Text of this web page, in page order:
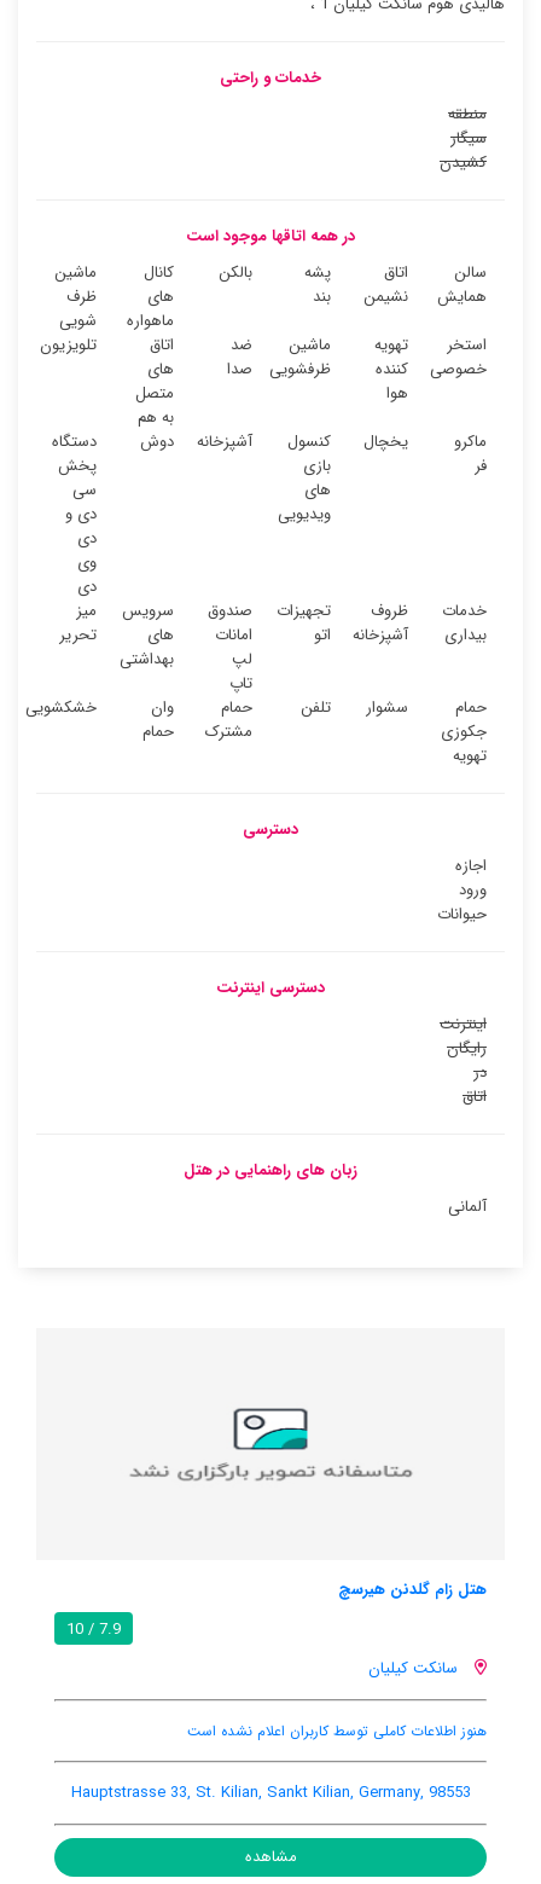
خدمات و راحتی
منطقه
سیگار
کشیدن
در همه اتاقها موجود است
سالن
همایش
اتاق
نشیمن
پشه
بند
بالکن
کانال
های
ماهواره
ماشین
ظرف
شویی
استخر
خصوصی
تهویه
کننده
هوا
ماشین
ظرفشویی
ضد
صدا
اتاق
های
متصل
به هم
تلویزیون
ماکرو
فر
یخچال
کنسول
بازی
های
ویدیویی
آشپزخانه دوش
دستگاه
پخش
سی
دی و
دی
وی
دی
خدمات
بیداری
ظروف
آشپزخانه
تجهیزات
اتو
صندوق
امانات
لپ
تاپ
سرویس
های
بهداشتی
میز
تحریر
حمام
جکوزی
سشوار تلفن
حمام
مشترک
وان
حمام
خشکشویی
تهویه
دسترسی
اجازه
ورود
حیوانات
دسترسی اینترنت
اینترنت
رایگان
در
اتاق
زبان های راهنمایی در هتل
آلمانی
زار گرانن ارل
سانکت کیلیان
باغ رستوران ها بار
21, St. Kilian, Sankt Kilian, Germany, 98553